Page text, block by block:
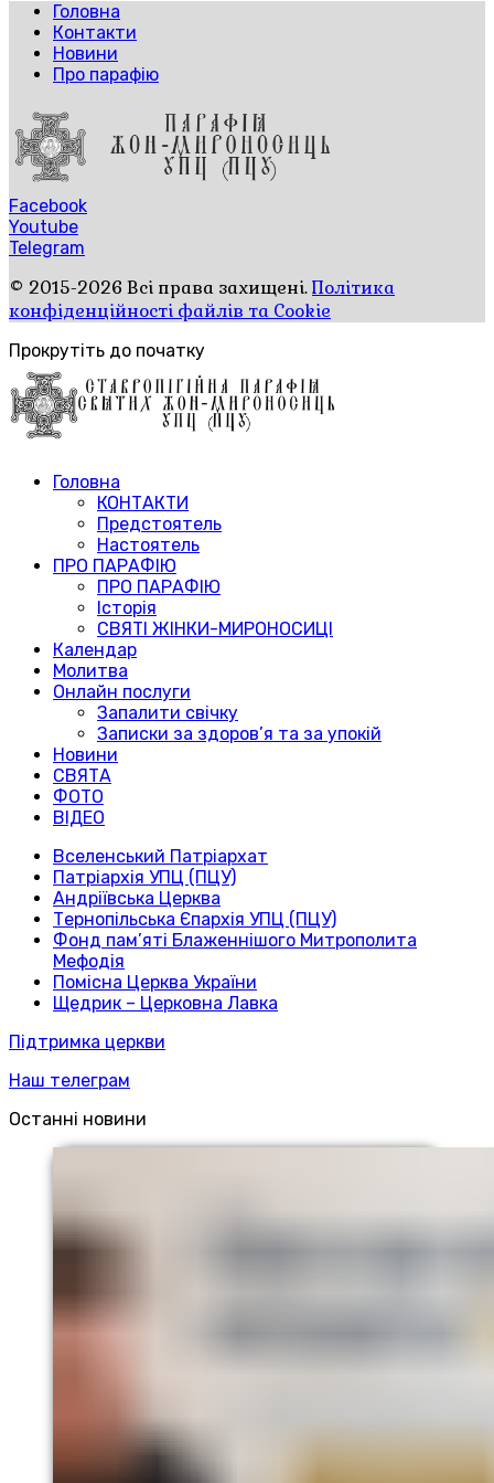
Головна
Контакти
Новини
Про парафію
Facebook
Youtube
Telegram
© 2015-2026 Всі права захищені.Політика
конфіденційності файлів та Cookie
Прокрутіть до початку
Головна
КОНТАКТИ
Предстоятель
Настоятель
ПРО ПАРАФІЮ
ПРО ПАРАФІЮ
Історія
СВЯТІ ЖІНКИ-МИРОНОСИЦІ
Календар
Молитва
Онлайн послуги
Запалити свічку
Записки за здоров’я та за упокій
Новини
СВЯТА
ФОТО
ВІДЕО
Вселенський Патріархат
Патріархія УПЦ (ПЦУ)
Андріївська Церква
Тернопільська Єпархія УПЦ (ПЦУ)
Фонд пам’яті Блаженнішого Митрополита
Мефодія
Помісна Церква України
Щедрик – Церковна Лавка
Підтримка церкви
Наш телеграм
Останні новини